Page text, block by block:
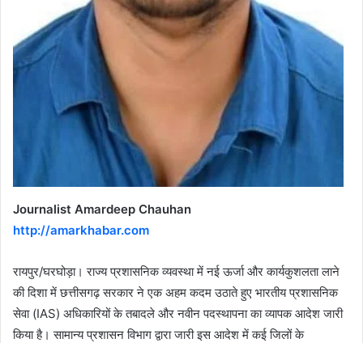
Journalist Amardeep Chauhan
http://amarkhabar.com
रायपुर/घरघोड़ा। राज्य प्रशासनिक व्यवस्था में नई ऊर्जा और कार्यकुशलता लाने
की दिशा में छत्तीसगढ़ सरकार ने एक अहम कदम उठाते हुए भारतीय प्रशासनिक
सेवा (IAS) अधिकारियों के तबादले और नवीन पदस्थापना का व्यापक आदेश जारी
किया है। सामान्य प्रशासन विभाग द्वारा जारी इस आदेश में कई जिलों के